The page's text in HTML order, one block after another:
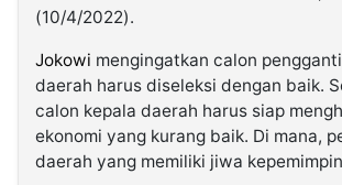
(10/4/2022).
Jokowi mengingatkan calon
daerah harus diseleksi dengan baik.
calon kepala daerah harus siap
ekonomi yang kurang baik. Di mana,
daerah yang memiliki jiwa